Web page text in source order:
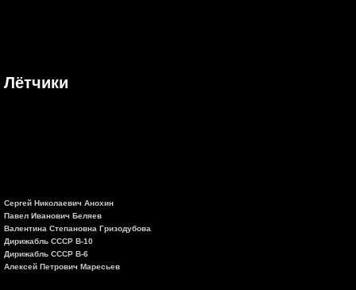
Лётчики
Сергей Николаевич Анохин
Павел Иванович Беляев
Валентина Степановна Гризодубова
Дирижабль СССР В-10
Дирижабль СССР В-6
Алексей Петрович Маресьев